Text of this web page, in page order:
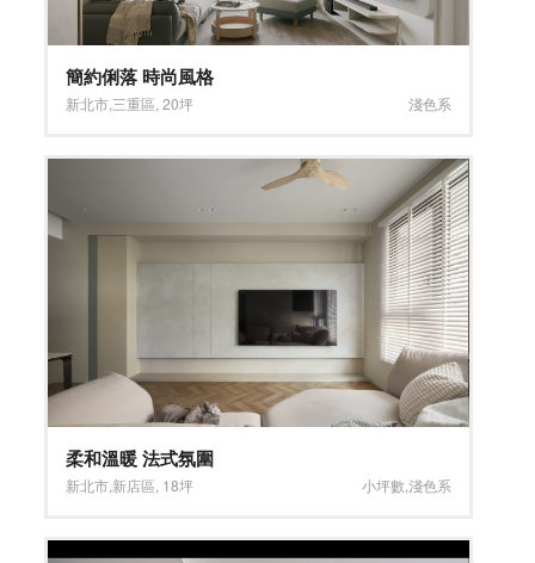
簡約俐落 時尚風格
新北市 三重區 ,20坪 淺色系
柔和溫暖 法式氛圍
新北市 新店區 18坪 小坪數 淺色系